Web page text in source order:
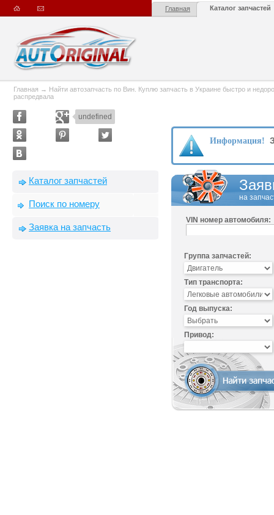
Главная Каталог запчастей
Главная → Найти автозапчасть по Вин. Куплю запчасть в Украине быстро и
распредвала
undefined
Каталог запчастей
Поиск по номеру
Заявка на запчасть
Информация!
на
VIN номер автомобиля:
Группа запчастей:
Тип транспорта:
Год выпуска:
Привод: